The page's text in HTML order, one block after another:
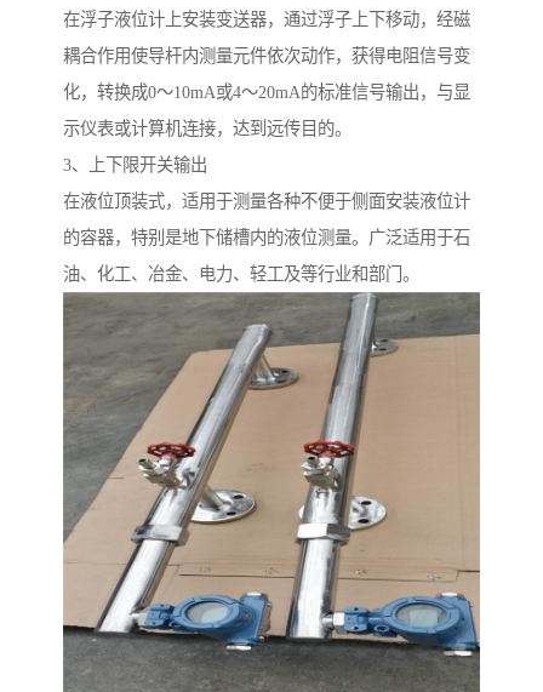
在浮子液位计上安装变送器，通过浮子上下移动，经磁
耦合作用使导杆内测量元件依次动作，获得电阻信号变
化，转换成0～10mA或4～20mA的标准信号输出，与显
示仪表或计算机连接，达到远传目的。
3、上下限开关输出
在液位顶装式，适用于测量各种不便于侧面安装液位计
的容器，特别是地下储槽内的液位测量。广泛适用于石
油、化工、冶金、电力、轻工及等行业和部门。